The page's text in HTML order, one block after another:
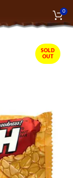
0
SOLD
OUT